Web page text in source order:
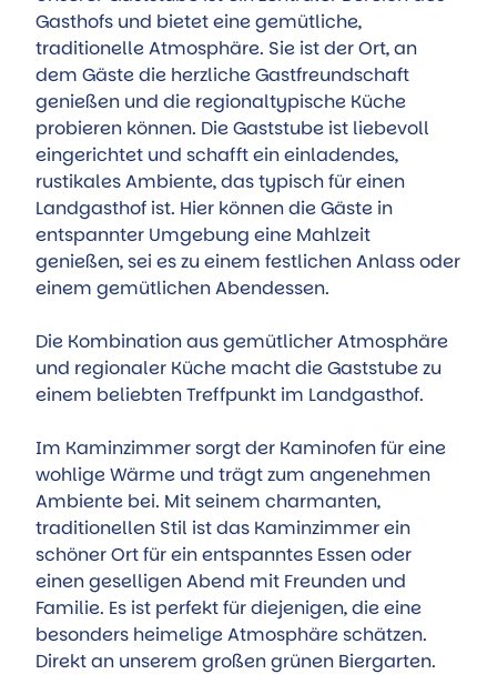
Gasthofs und bietet eine gemütliche,
traditionelle Atmosphäre. Sie ist der Ort, an
dem Gäste die herzliche Gastfreundschaft
genießen und die regionaltypische Küche
probieren können. Die Gaststube ist liebevoll
eingerichtet und schafft ein einladendes,
rustikales Ambiente, das typisch für einen
Landgasthof ist. Hier können die Gäste in
entspannter Umgebung eine Mahlzeit
genießen, sei es zu einem festlichen Anlass oder
einem gemütlichen Abendessen.
Die Kombination aus gemütlicher Atmosphäre
und regionaler Küche macht die Gaststube zu
einem beliebten Treffpunkt im Landgasthof.
Im Kaminzimmer sorgt der Kaminofen für eine
wohlige Wärme und trägt zum angenehmen
Ambiente bei. Mit seinem charmanten,
traditionellen Stil ist das Kaminzimmer ein
schöner Ort für ein entspanntes Essen oder
einen geselligen Abend mit Freunden und
Familie. Es ist perfekt für diejenigen, die eine
besonders heimelige Atmosphäre schätzen.
Direkt an unserem großen grünen Biergarten.